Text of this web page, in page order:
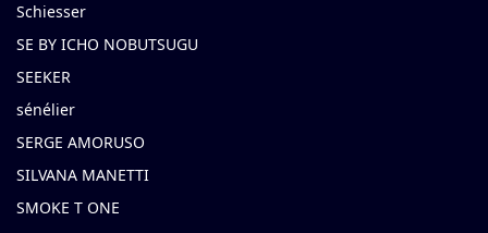
Schiesser
SE BY ICHO NOBUTSUGU
SEEKER
sénélier
SERGE AMORUSO
SILVANA MANETTI
SMOKE T ONE